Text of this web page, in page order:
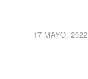
17 MAYO, 2022
/